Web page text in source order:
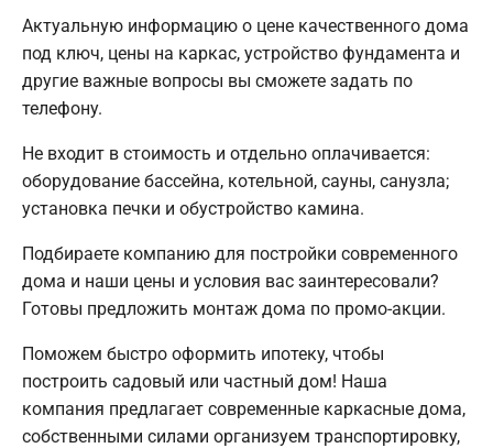
Актуальную информацию о цене качественного дома
под ключ, цены на каркас, устройство фундамента и
другие важные вопросы вы сможете задать по
телефону.
Не входит в стоимость и отдельно оплачивается:
оборудование бассейна, котельной, сауны, санузла;
установка печки и обустройство камина.
Подбираете компанию для постройки современного
дома и наши цены и условия вас заинтересовали?
Готовы предложить монтаж дома по промо-акции.
Поможем быстро оформить ипотеку, чтобы
построить садовый или частный дом! Наша
компания предлагает современные каркасные дома,
собственными силами организуем транспортировку,